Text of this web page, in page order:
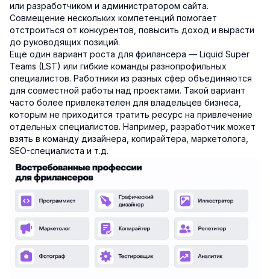
или разработчиком и администратором сайта.
Совмещение нескольких компетенций помогает
отстроиться от конкурентов, повысить доход и вырасти
до руководящих позиций.
Ещё один вариант роста для фрилансера — Liquid Super
Teams (LST) или гибкие команды разнопрофильных
специалистов. Работники из разных сфер объединяются
для совместной работы над проектами. Такой вариант
часто более привлекателен для владельцев бизнеса,
которым не приходится тратить ресурс на привлечение
отдельных специалистов. Например, разработчик может
взять в команду дизайнера, копирайтера, маркетолога,
SEO-специалиста и т.д.